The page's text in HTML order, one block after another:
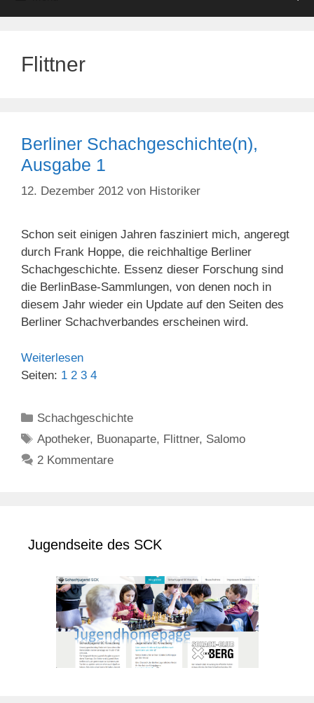
Flittner
Berliner Schachgeschichte(n),
Ausgabe 1
12. Dezember 2012 von Historiker
Schon seit einigen Jahren fasziniert mich, angeregt
durch Frank Hoppe, die reichhaltige Berliner
Schachgeschichte. Essenz dieser Forschung sind
die BerlinBase-Sammlungen, von denen noch in
diesem Jahr wieder ein Update auf den Seiten des
Berliner Schachverbandes erscheinen wird.
Weiterlesen
Seiten: 1 2 3 4
Kategorien
Schachgeschichte
Schlagwörter
Apotheker, Buonaparte, Flittner, Salomo
2 Kommentare
Jugendseite des SCK